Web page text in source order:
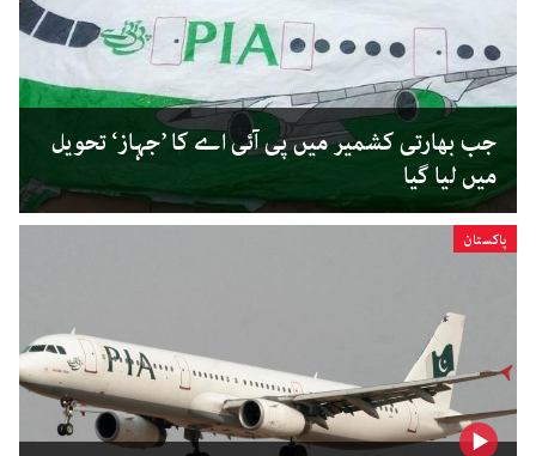
جب بھارتی کشمیر میں پی آئی اے کا ’جہاز‘ تحویل
میں لیا گیا
پاکستان